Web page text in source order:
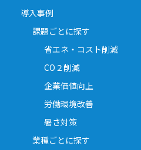
導入事例
課題ごとに探す
省エネ・コスト削減
CO２削減
企業価値向上
労働環境改善
暑さ対策
業種ごとに探す